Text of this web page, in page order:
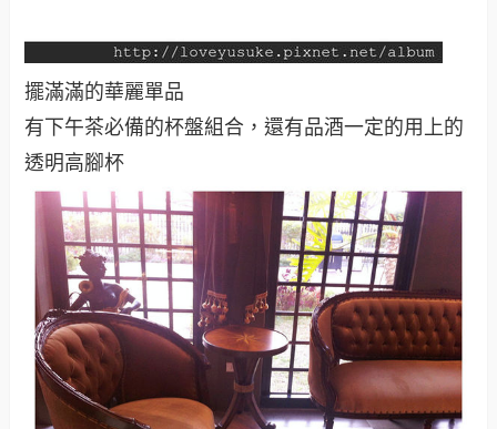
擺滿滿的華麗單品
有下午茶必備的杯盤組合，還有品酒一定的用上的
透明高腳杯